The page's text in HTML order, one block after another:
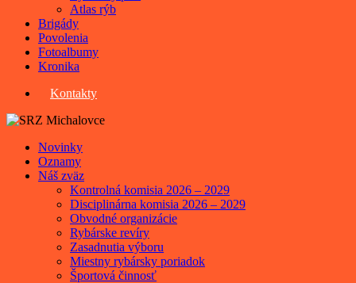
Atlas rýb
Brigády
Povolenia
Fotoalbumy
Kronika
Kontakty
Novinky
Oznamy
Náš zväz
Kontrolná komisia 2026 – 2029
Disciplinárna komisia 2026 – 2029
Obvodné organizácie
Rybárske revíry
Zasadnutia výboru
Miestny rybársky poriadok
Športová činnosť